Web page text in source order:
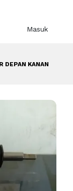
Masuk
DEPAN KANAN